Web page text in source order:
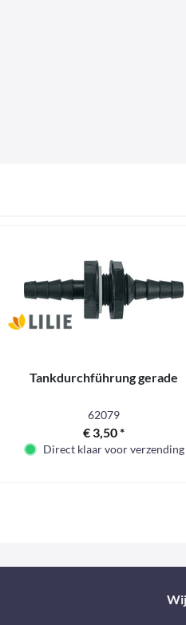
Tankdurchführung gerade
62079
€ 3,50 *
Direct klaar voor verzending